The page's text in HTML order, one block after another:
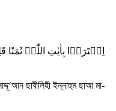
اِشۡتَرَوۡا بِاٰیٰتِ اللّٰہِ
ছাবীলিহী ইন্নাহুম ছাআ মা-